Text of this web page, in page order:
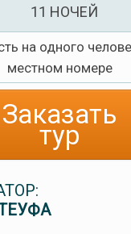
11 НОЧЕЙ
на одного
местном номере
Заказать
тур